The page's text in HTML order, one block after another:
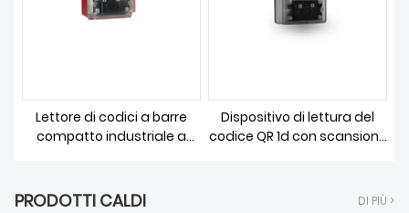
Lettore di codici a barre
compatto industriale a
Dispositivo di lettura del
codice QR 1d con scansione
PRODOTTI CALDI DI PIÙ >